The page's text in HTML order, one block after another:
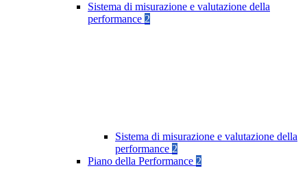
Sistema di misurazione e valutazione della
performance 2
Sistema di misurazione e valutazione della
performance 2
Piano della Performance 2